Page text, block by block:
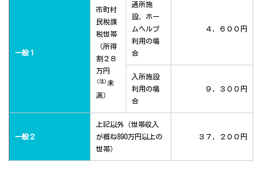
一般１
市町村
民税課
税世帯
（所得
割２８
万円
(注) 未
満）
通所施
設、ホー
ムヘルプ
利用の場
合
４，６００円
入所施設
利用の場
合
９，３００円
一般２
上記以外（世帯収入
が概ね890万円以上の
世帯）
３７，２００円